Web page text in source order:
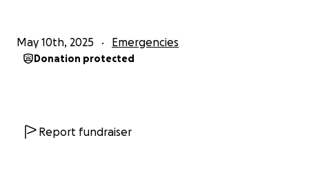
May 10th, 2025 Emergencies
Donation protected
Report fundraiser